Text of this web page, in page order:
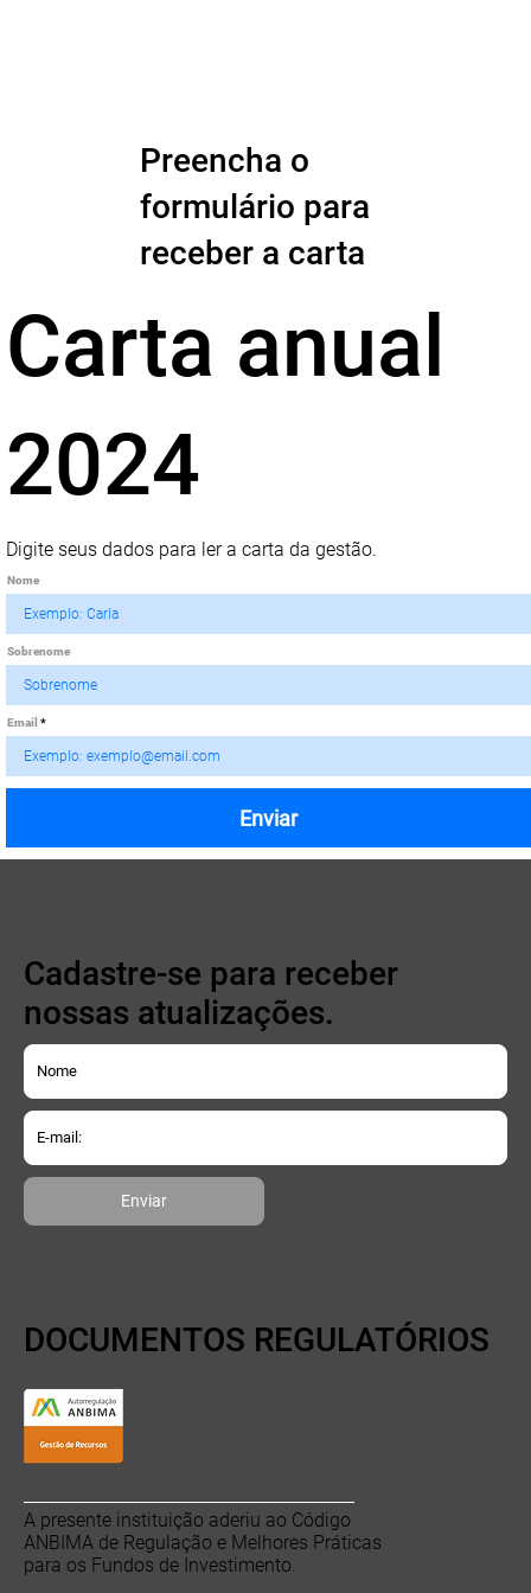
Preencha o
formulário para
receber a carta
Carta anual
2024
Digite seus dados para ler a carta da gestão.
Nome
Sobrenome
Email
Enviar
Enviar
Cadastre-se para receber
nossas atualizações.
DOCUMENTOS REGULATÓRIOS
A presente instituição aderiu ao Código
ANBIMA de Regulação e Melhores Práticas
para os Fundos de Investimento.